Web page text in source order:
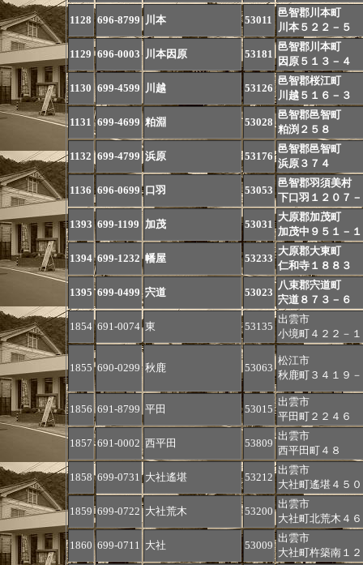
1128 696-8799 川本 53011
邑智郡川本町
川本５２２－５
1129 696-0003 川本因原 53181
邑智郡川本町
因原５１３－４
1130 699-4599 川越 53126
邑智郡桜江町
川越５１６－３
1131 699-4699 粕淵 53028
邑智郡邑智町
粕渕２５８
1132 699-4799 浜原 53176
邑智郡邑智町
浜原３７４
1136 696-0699 口羽 53053
邑智郡羽須美村
下口羽１２０７
1393 699-1199 加茂 53031
大原郡加茂町
加茂中９５１－１
1394 699-1232 幡屋 53233
大原郡大東町
仁和寺１８８３
1395 699-0499 宍道 53023
八束郡宍道町
宍道８７３－６
1854 691-0074 東 53135
出雲市
小境町４２２－１
1855 690-0299 秋鹿 53063
松江市
秋鹿町３４１９
1856 691-8799 平田 53015
出雲市
平田町２２４６
1857 691-0002 西平田 53809
出雲市
西平田町４８
1858 699-0731 大社遙堪 53212
出雲市
大社町遙堪４５
1859 699-0722 大社荒木 53200
出雲市
大社町北荒木４
1860 699-0711 大社 53009
出雲市
大社町杵築南１